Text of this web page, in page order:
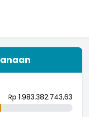
Rp 1.983.382.743,63